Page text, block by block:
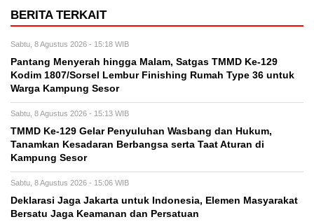
BERITA TERKAIT
Sabtu, 8 Agustus 2026 - 15:18 WIB
Pantang Menyerah hingga Malam, Satgas TMMD Ke-129
Kodim 1807/Sorsel Lembur Finishing Rumah Type 36 untuk
Warga Kampung Sesor
Sabtu, 8 Agustus 2026 - 15:13 WIB
TMMD Ke-129 Gelar Penyuluhan Wasbang dan Hukum,
Tanamkan Kesadaran Berbangsa serta Taat Aturan di
Kampung Sesor
Sabtu, 8 Agustus 2026 - 15:06 WIB
Deklarasi Jaga Jakarta untuk Indonesia, Elemen Masyarakat
Bersatu Jaga Keamanan dan Persatuan